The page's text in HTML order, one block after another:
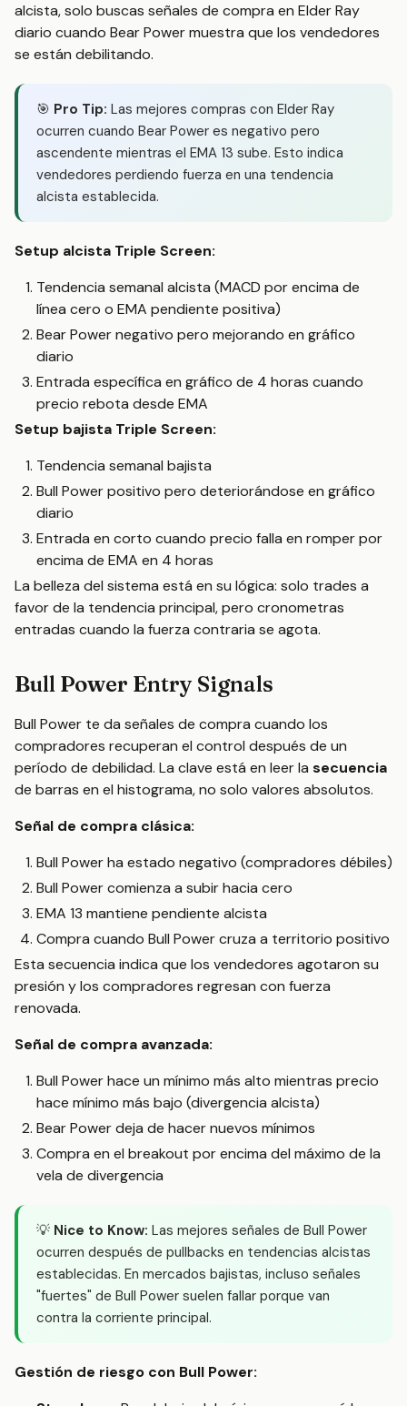
alcista, solo buscas señales de compra en Elder Ray
diario cuando Bear Power muestra que los vendedores
se están debilitando.
🎯 Pro Tip: Las mejores compras con Elder Ray
ocurren cuando Bear Power es negativo pero
ascendente mientras el EMA 13 sube. Esto indica
vendedores perdiendo fuerza en una tendencia
alcista establecida.
Setup alcista Triple Screen:
Tendencia semanal alcista (MACD por encima de
línea cero o EMA pendiente positiva)
Bear Power negativo pero mejorando en gráfico
diario
Entrada específica en gráfico de 4 horas cuando
precio rebota desde EMA
Setup bajista Triple Screen:
Tendencia semanal bajista
Bull Power positivo pero deteriorándose en gráfico
diario
Entrada en corto cuando precio falla en romper por
encima de EMA en 4 horas
La belleza del sistema está en su lógica: solo trades a
favor de la tendencia principal, pero cronometras
entradas cuando la fuerza contraria se agota.
Bull Power Entry Signals
Bull Power te da señales de compra cuando los
compradores recuperan el control después de un
período de debilidad. La clave está en leer la secuencia
de barras en el histograma, no solo valores absolutos.
Señal de compra clásica:
Bull Power ha estado negativo (compradores débiles)
Bull Power comienza a subir hacia cero
EMA 13 mantiene pendiente alcista
Compra cuando Bull Power cruza a territorio positivo
Esta secuencia indica que los vendedores agotaron su
presión y los compradores regresan con fuerza
renovada.
Señal de compra avanzada:
Bull Power hace un mínimo más alto mientras precio
hace mínimo más bajo (divergencia alcista)
Bear Power deja de hacer nuevos mínimos
Compra en el breakout por encima del máximo de la
vela de divergencia
💡 Nice to Know: Las mejores señales de Bull Power
ocurren después de pullbacks en tendencias alcistas
establecidas. En mercados bajistas, incluso señales
"fuertes" de Bull Power suelen fallar porque van
contra la corriente principal.
Gestión de riesgo con Bull Power: